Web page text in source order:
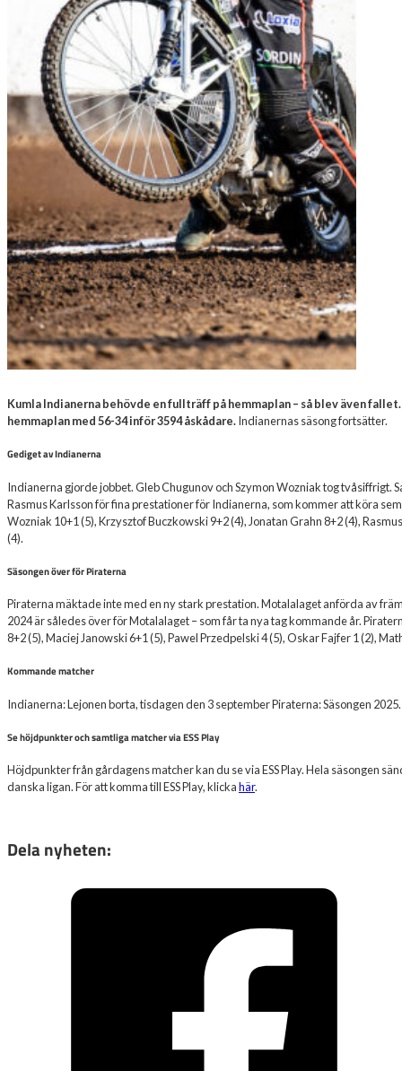
Kumla Indianerna behövde en fullträff på hemmaplan – så blev även
hemmaplan med 56-34 inför 3594 åskådare.Indianernas säsong fortsätter.
Gediget av Indianerna
Indianerna gjorde jobbet. Gleb Chugunov och Szymon Wozniak tog tvåsiffrigt.
Rasmus Karlsson för fina prestationer för Indianerna, som kommer att köra
Wozniak 10+1 (5), Krzysztof Buczkowski 9+2 (4), Jonatan Grahn 8+2 (4),
(4).
Säsongen över för Piraterna
Piraterna mäktade inte med en ny stark prestation. Motalalaget anförda av
2024 är således över för Motalalaget – som får ta nya tag kommande år.
8+2 (5), Maciej Janowski 6+1 (5), Pawel Przedpelski 4 (5), Oskar Fajfer 1 (2),
Kommande matcher
Indianerna: Lejonen borta, tisdagen den 3 september Piraterna: Säsongen 2025.
Se höjdpunkter och samtliga matcher via ESS Play
Höjdpunkter från gårdagens matcher kan du se via ESS Play. Hela säsongen
danska ligan. För att komma till ESS Play, klickahär.
Dela nyheten: